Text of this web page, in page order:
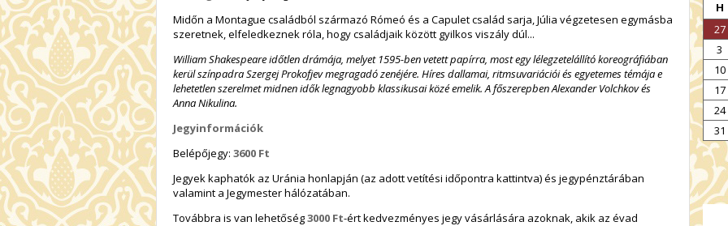
Midőn a Montague családból származó Rómeó és a Capulet család sarja, Júlia végzetesen egymásba
szeretnek, elfeledkeznek róla, hogy családjaik között gyilkos viszály dúl...
William Shakespeare időtlen drámája, melyet 1595-ben vetett papírra, most egy lélegzetelállító koreográfiában
kerül színpadra Szergej Prokofjev megragadó zenéjére. Híres dallamai, ritmsuvariációi és egyetemes témája e
lehetetlen szerelmet midnen idők legnagyobb klassikusai közé emelik. A főszerepben Alexander Volchkov és
Anna Nikulina.
Jegyinformációk
Belépőjegy: 3600 Ft
Jegyek kaphatók az Uránia honlapján (az adott vetítési időpontra kattintva) és jegypénztárában
valamint a Jegymester hálózatában.
Továbbra is van lehetőség3000 Ft-ért kedvezményes jegy vásárlására azoknak, akik az évad
H
27
3
10
17
24
31